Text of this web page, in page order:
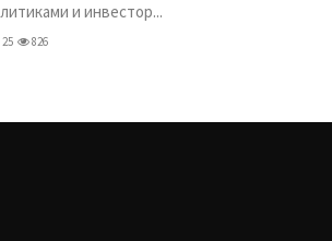
и инвестор...
25 826